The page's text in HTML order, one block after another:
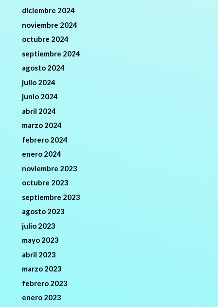
diciembre 2024
noviembre 2024
octubre 2024
septiembre 2024
agosto 2024
julio 2024
junio 2024
abril 2024
marzo 2024
febrero 2024
enero 2024
noviembre 2023
octubre 2023
septiembre 2023
agosto 2023
julio 2023
mayo 2023
abril 2023
marzo 2023
febrero 2023
enero 2023